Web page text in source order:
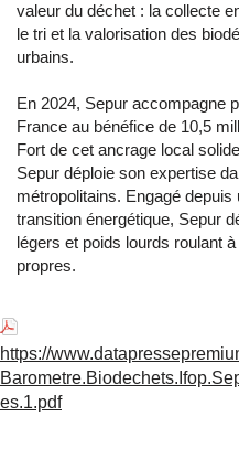
valeur du déchet : la collecte
le tri et la valorisation des
urbains.
En 2024, Sepur accompagne
France au bénéfice de 10,5
Fort de cet ancrage local
Sepur déploie son expertise
métropolitains. Engagé depuis
transition énergétique, Sepur
légers et poids lourds roulant
propres.
https://
es.1.pdf